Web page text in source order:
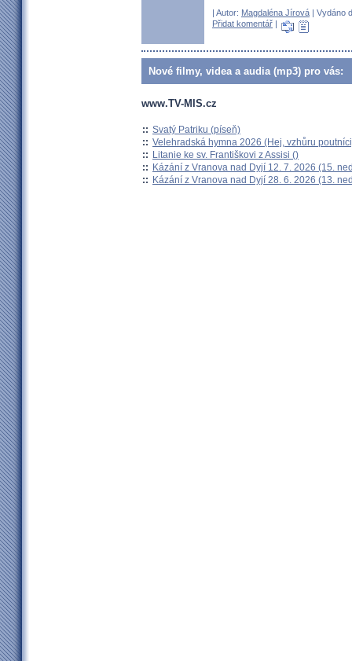
| Autor: Magdaléna Jírová | Vydáno
Přidat komentář |
Nové filmy, videa a audia (mp3) pro vás:
www.TV-MIS.cz
:: Svatý Patriku (píseň)
:: Velehradská hymna 2026 (Hej, vzhůru
:: Litanie ke sv. Františkovi z Assisi ()
:: Kázání z Vranova nad Dyjí 12. 7. 2026 (15.
:: Kázání z Vranova nad Dyjí 28. 6. 2026 (13.